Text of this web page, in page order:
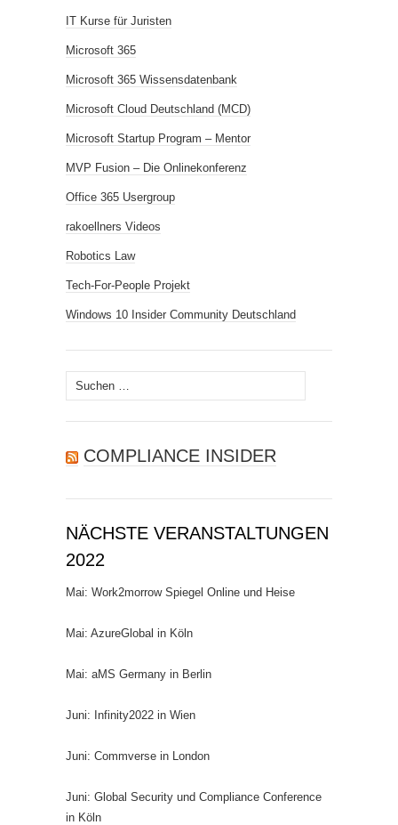
IT Kurse für Juristen
Microsoft 365
Microsoft 365 Wissensdatenbank
Microsoft Cloud Deutschland (MCD)
Microsoft Startup Program – Mentor
MVP Fusion – Die Onlinekonferenz
Office 365 Usergroup
rakoellners Videos
Robotics Law
Tech-For-People Projekt
Windows 10 Insider Community Deutschland
Suchen
nach:
COMPLIANCE INSIDER
NÄCHSTE VERANSTALTUNGEN
2022
Mai: Work2morrow Spiegel Online und Heise
Mai: AzureGlobal in Köln
Mai: aMS Germany in Berlin
Juni: Infinity2022 in Wien
Juni: Commverse in London
Juni: Global Security und Compliance Conference
in Köln